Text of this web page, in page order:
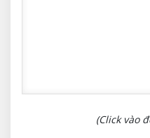
(Click vào